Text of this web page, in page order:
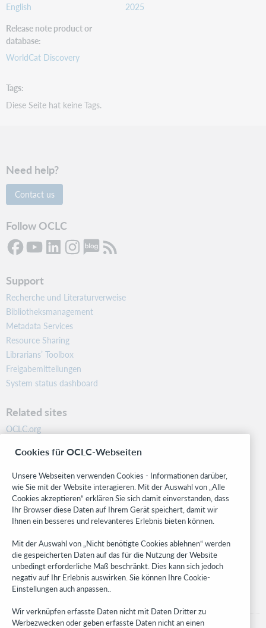
English
2025
Release note product or
database
WorldCat Discovery
Tags
Diese Seite hat keine Tags.
Need help?
Contact us
Follow OCLC
Support
Recherche und Literaturverweise
Bibliotheksmanagement
Metadata Services
Resource Sharing
Librarians’ Toolbox
Freigabemitteilungen
System status dashboard
Related sites
OCLC.org
Community
Research
WebJunction
Developer Network
Get the latest product updates, research, events, and much more—
right to your inbox.
Subscribe now
Cookies für OCLC-Webseiten
Unsere Webseiten verwenden Cookies - Informationen darüber,
wie Sie mit der Website interagieren. Mit der Auswahl von „Alle
Cookies akzeptieren“ erklären Sie sich damit einverstanden, dass
Ihr Browser diese Daten auf Ihrem Gerät speichert, damit wir
Ihnen ein besseres und relevanteres Erlebnis bieten können.
Mit der Auswahl von „Nicht benötigte Cookies ablehnen“ werden
die gespeicherten Daten auf das für die Nutzung der Website
unbedingt erforderliche Maß beschränkt. Dies kann sich jedoch
negativ auf Ihr Erlebnis auswirken. Sie können Ihre Cookie-
Einstellungen auch anpassen..
Wir verknüpfen erfasste Daten nicht mit Daten Dritter zu
Werbezwecken oder geben erfasste Daten nicht an einen